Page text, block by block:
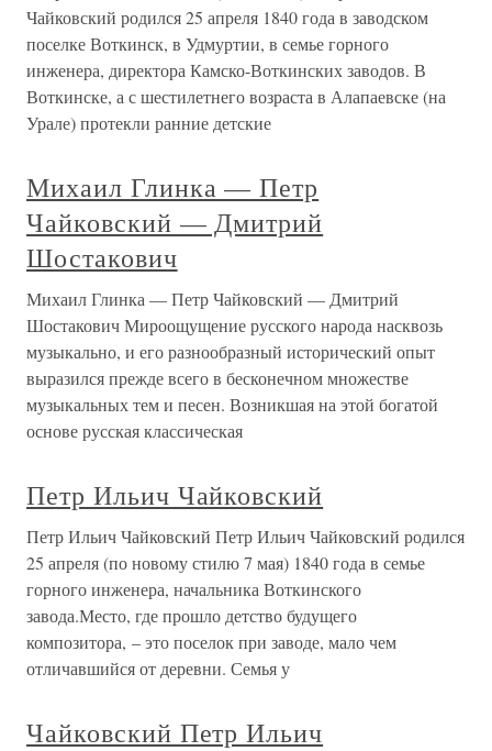
Чайковский родился 25 апреля 1840 года в заводском
поселке Воткинск, в Удмуртии, в семье горного
инженера, директора Камско-Воткинских заводов. В
Воткинске, а с шестилетнего возраста в Алапаевске (на
Урале) протекли ранние детские
Михаил Глинка — Петр
Чайковский — Дмитрий
Шостакович
Михаил Глинка — Петр Чайковский — Дмитрий
Шостакович Мироощущение русского народа насквозь
музыкально, и его разнообразный исторический опыт
выразился прежде всего в бесконечном множестве
музыкальных тем и песен. Возникшая на этой богатой
основе русская классическая
Петр Ильич Чайковский
Петр Ильич Чайковский Петр Ильич Чайковский родился
25 апреля (по новому стилю 7 мая) 1840 года в семье
горного инженера, начальника Воткинского
завода.Место, где прошло детство будущего
композитора, – это поселок при заводе, мало чем
отличавшийся от деревни. Семья у
Чайковский Петр Ильич